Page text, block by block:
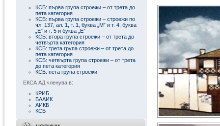
КСБ: първа група строежи – от трета до
пета категория
КСБ: първа група строежи – строежи по
чл. 137, ал. 1, т. 1, буква „М” и т. 4, буква
„Е” и т. 5 и буква „Е”
КСБ: втора група строежи – от трета до
четвърта категория
КСБ: трета група строежи – от трета до
пета категория
КСБ: четвърта група строежи – от трета
до пета категория
КСБ: пета група строежи
ЕКСА АД членува в:
КРИБ
БААИК
АИКБ
КСБ